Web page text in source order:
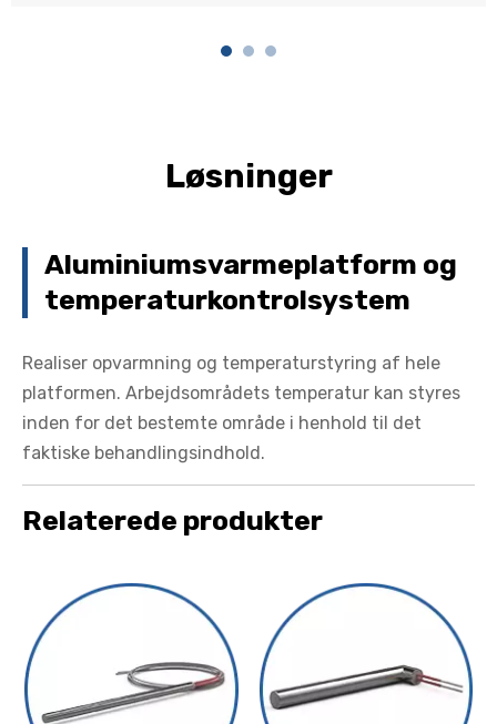
Løsninger
Aluminiumsvarmeplatform og
temperaturkontrolsystem
Realiser opvarmning og temperaturstyring af hele
platformen. Arbejdsområdets temperatur kan styres
inden for det bestemte område i henhold til det
faktiske behandlingsindhold.
Relaterede produkter